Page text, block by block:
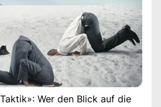
Wer den Blick auf die